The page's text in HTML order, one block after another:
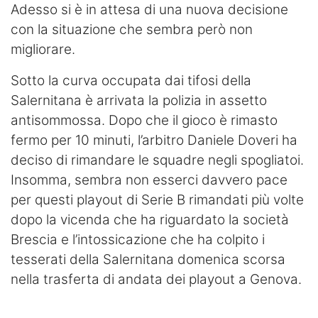
Adesso si è in attesa di una nuova decisione
con la situazione che sembra però non
migliorare.
Sotto la curva occupata dai tifosi della
Salernitana è arrivata la polizia in assetto
antisommossa. Dopo che il gioco è rimasto
fermo per 10 minuti, l’arbitro Daniele Doveri ha
deciso di rimandare le squadre negli spogliatoi.
Insomma, sembra non esserci davvero pace
per questi playout di Serie B rimandati più volte
dopo la vicenda che ha riguardato la società
Brescia e l’intossicazione che ha colpito i
tesserati della Salernitana domenica scorsa
nella trasferta di andata dei playout a Genova.